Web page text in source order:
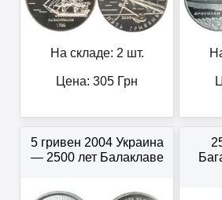
На складе: 2 шт.
Цена: 305 Грн
5 гривен 2004 Украина
— 2500 лет Балаклаве